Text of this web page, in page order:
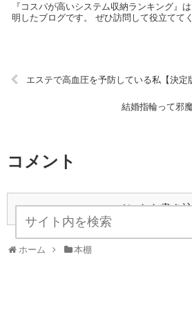
『コスパが高いシステム収納ランキング』
明したブログです。 ぜひ訪問して役立てて
エステで高血圧を予防している私【決定
結婚指輪って邪
コメント
コメントを書き
ホーム 本棚